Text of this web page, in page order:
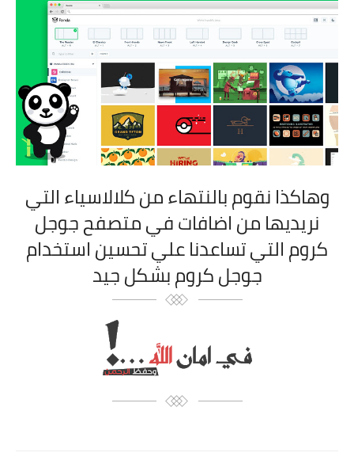
وهاكذا نقوم بالنتهاء من كلالاسياء التي
نريديها من اضافات في متصفح جوجل
كروم التي تساعدنا علي تحسين استخدام
جوجل كروم بشكل جيد